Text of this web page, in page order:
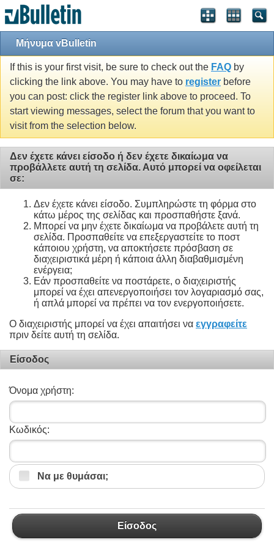
Μήνυμα vBulletin
If this is your first visit, be sure to check out the FAQ by
clicking the link above. You may have to register before
you can post: click the register link above to proceed. To
start viewing messages, select the forum that you want to
visit from the selection below.
Δεν έχετε κάνει είσοδο ή δεν έχετε δικαίωμα να
προβάλλετε αυτή τη σελίδα. Αυτό μπορεί να οφείλεται
σε:
Δεν έχετε κάνει είσοδο. Συμπληρώστε τη φόρμα στο
κάτω μέρος της σελίδας και προσπαθήστε ξανά.
Μπορεί να μην έχετε δικαίωμα να προβάλετε αυτή τη
σελίδα. Προσπαθείτε να επεξεργαστείτε το ποστ
κάποιου χρήστη, να αποκτήσετε πρόσβαση σε
διαχειριστικά μέρη ή κάποια άλλη διαβαθμισμένη
ενέργεια;
Εάν προσπαθείτε να ποστάρετε, ο διαχειριστής
μπορεί να έχει απενεργοποιήσει τον λογαριασμό σας,
ή απλά μπορεί να πρέπει να τον ενεργοποιήσετε.
Ο διαχειριστής μπορεί να έχει απαιτήσει να εγγραφείτε
πριν δείτε αυτή τη σελίδα.
Είσοδος
Όνομα χρήστη:
Κωδικός:
Να με θυμάσαι;
Είσοδος